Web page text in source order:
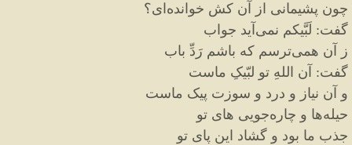
چون پشیمانی از آن کش خوانده ای؟
گفت: لَبَّیکم نمی آید جواب
ز آن همیترسم که باشم رَدِّ باب
گفت: آن اللهِ تو لبّیکِ ماست
و آن نیاز و درد و سوزت پیک ماست
حیلهها و چارهجویی های تو
جذب ما بود و گشاد این پای تو